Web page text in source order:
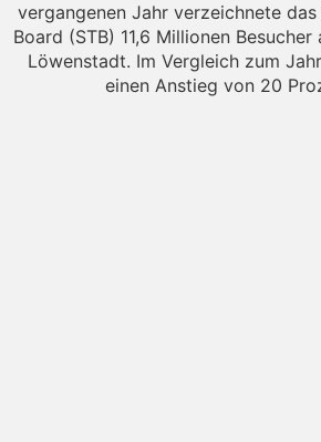
vergangenen Jahr verzeichnete
Board (STB) 11,6 Millionen
Löwenstadt. Im Vergleich zum
einen Anstieg von 20